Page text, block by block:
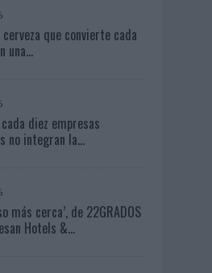
cerveza que convierte cada
una...
diez empresas
no integran la...
más cerca’, de 22GRADOS
Hotels &...